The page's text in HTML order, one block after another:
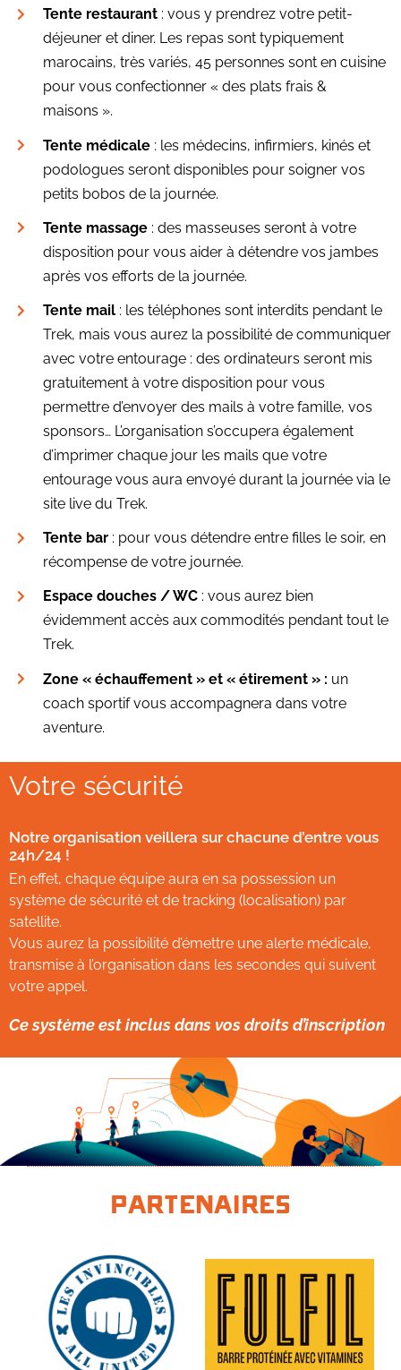
Tente restaurant : vous y prendrez votre petit-
déjeuner et diner. Les repas sont typiquement
marocains, très variés, 45 personnes sont en cuisine
pour vous confectionner « des plats frais &
maisons ».
Tente médicale : les médecins, infirmiers, kinés et
podologues seront disponibles pour soigner vos
petits bobos de la journée.
Tente massage : des masseuses seront à votre
disposition pour vous aider à détendre vos jambes
après vos efforts de la journée.
Tente mail : les téléphones sont interdits pendant le
Trek, mais vous aurez la possibilité de communiquer
avec votre entourage : des ordinateurs seront mis
gratuitement à votre disposition pour vous
permettre d’envoyer des mails à votre famille, vos
sponsors… L’organisation s’occupera également
d’imprimer chaque jour les mails que votre
entourage vous aura envoyé durant la journée via le
site live du Trek.
Tente bar : pour vous détendre entre filles le soir, en
récompense de votre journée.
Espace douches / WC : vous aurez bien
évidemment accès aux commodités pendant tout le
Trek.
Zone « échauffement » et « étirement » : un
coach sportif vous accompagnera dans votre
aventure.
Votre sécurité
Notre organisation veillera sur chacune d’entre vous
24h/24 !
En effet, chaque équipe aura en sa possession un
système de sécurité et de tracking (localisation) par
satellite.
Vous aurez la possibilité d’émettre une alerte médicale,
transmise à l’organisation dans les secondes qui suivent
votre appel.
Ce système est inclus dans vos droits d’inscription
Partenaires